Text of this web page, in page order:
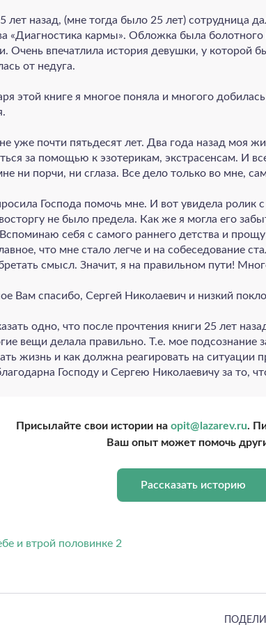
лет назад, (мне тогда было 25 лет) сотрудница
«Диагностика кармы». Обложка была
Очень впечатлила история девушки, у которой
от недуга.
этой книге я многое поняла и многого
уже почти пятьдесят лет. Два года назад моя
за помощью к эзотерикам, экстрасенсам. И
ни порчи, ни сглаза. Все дело только во мне,
Господа помочь мне. И вот увидела ролик
не было предела. Как же я могла его
Вспоминаю себя с самого раннего детства и
что мне стало легче и на собеседование
смысл. Значит, я на правильном пути!
Вам спасибо, Сергей Николаевич и низкий
одно, что после прочтения книги 25 лет
вещи делала правильно. Т.е. мое подсознание
жизнь и как должна реагировать на ситуации
Господу и Сергею Николаевичу за то,
Присылайте свои истории на opit@lazarev.ru.
Ваш опыт может помочь
Рассказать историю